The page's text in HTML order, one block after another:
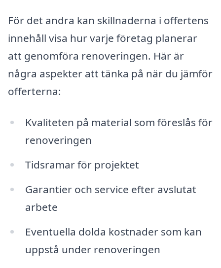
För det andra kan skillnaderna i offertens
innehåll visa hur varje företag planerar
att genomföra renoveringen. Här är
några aspekter att tänka på när du jämför
offerterna:
Kvaliteten på material som föreslås för
renoveringen
Tidsramar för projektet
Garantier och service efter avslutat
arbete
Eventuella dolda kostnader som kan
uppstå under renoveringen